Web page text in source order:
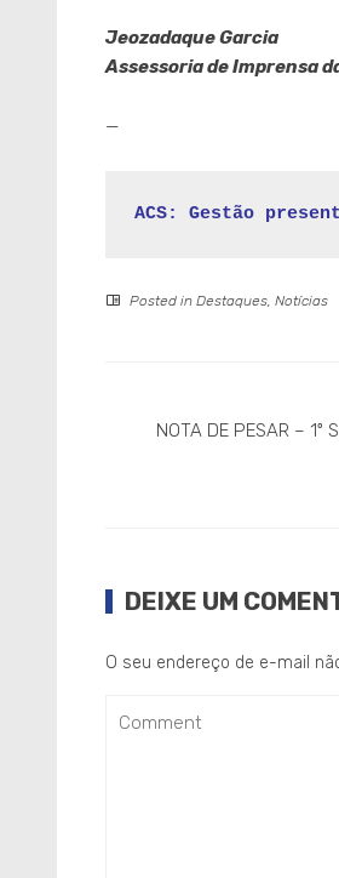
Jeozadaque Garcia
Assessoria de Imprensa
—
ACS: Gestão
Posted in Destaques Notícias
NOTA DE PESAR – 1º
DEIXE UM
O seu endereço de e-mail